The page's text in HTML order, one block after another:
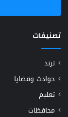
تصنيفات
ترند
حوادث وقضايا
تعليم
محافظات